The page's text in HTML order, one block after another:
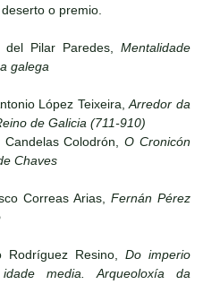
o premio.
Pilar Paredes, Mentalidade
galega
López Teixeira,Arredor da
de Galicia (711-910)
Candelas Colodrón,O Cronicón
Chaves
Correas Arias, Fernán Pérez
Rodríguez Resino, Do imperio
media. Arqueoloxía da